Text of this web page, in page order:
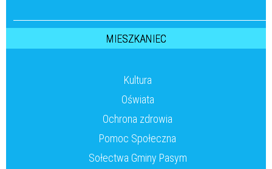
MIESZKANIEC
Kultura
Oświata
Ochrona zdrowia
Pomoc Społeczna
Sołectwa Gminy Pasym